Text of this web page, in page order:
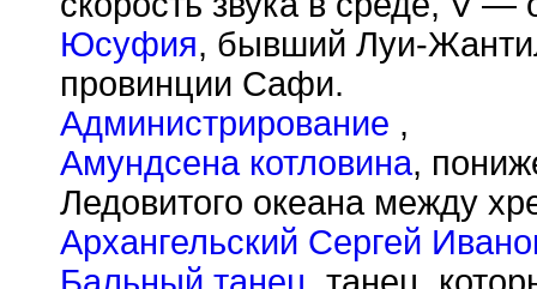
Юсуфия, бывший Луи-
провинции Сафи.
Администрирование ,
Амундсена котловина,
Ледовитого океана между
Архангельский Сергей